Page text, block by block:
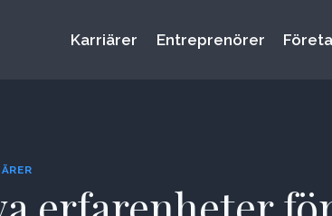
Karriärer Entreprenörer